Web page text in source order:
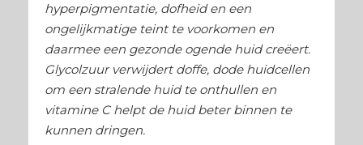
hyperpigmentatie, dofheid en een
ongelijkmatige teint te voorkomen en
daarmee een gezonde ogende huid creëert.
Glycolzuur verwijdert doffe, dode huidcellen
om een stralende huid te onthullen en
vitamine C helpt de huid beter binnen te
kunnen dringen.